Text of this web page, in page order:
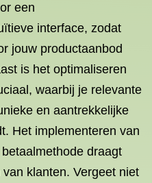
een
interface, zodat
jouw productaanbod
is het optimaliseren
waarbij je relevante
en aantrekkelijke
Het implementeren van
draagt
klanten. Vergeet niet